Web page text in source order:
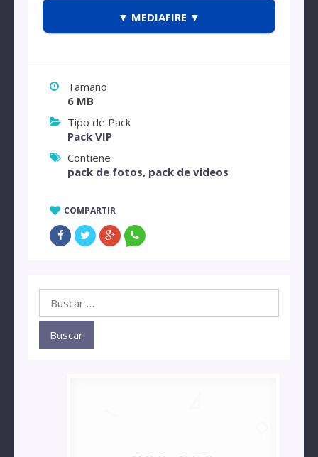
▼ MEDIAFIRE ▼
Tamaño
6 MB
Tipo de Pack
Pack VIP
Contiene
pack de fotos, pack de videos
COMPARTIR